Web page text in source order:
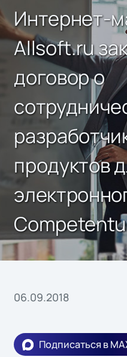
Интернет-
Allsoft.ru
договор о
продуктов
06.09.2018
Подписаться в